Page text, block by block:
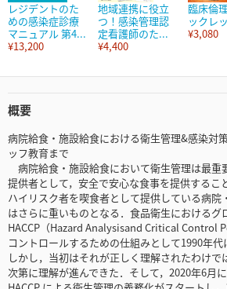
レジデントのた
めの感染症診療
マニュアル 第4...
¥13,200
地域連携に役立
つ！感染管理認
定看護師のた...
¥4,400
臨床倫
ックレ
¥3,080
概要
病院給食・施設給食における衛生管理&感染対
ッフ教育まで
病院給食・施設給食において衛生管理は最重
提供者として，安全で安心な食事を提供するこ
ハイリスク者を喫食者として提供している病院
はさらに重いものとなる．食品衛生におけるグ
HACCP（Hazard Analysisand Critical Control
コントロールするための仕組みとして1990年代
しかし，当初はそれが正しく理解されたわけで
次第に理解が進んできた．そして，2020年6月